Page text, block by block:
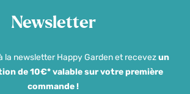
Newsletter
la newsletter Happy Garden et recevezun
de 10€* valable sur votre première
commande !